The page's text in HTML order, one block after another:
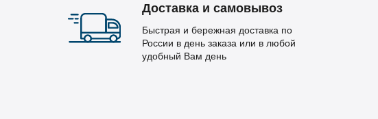
Доставка и самовывоз
Быстрая и бережная доставка по
России в день заказа или в любой
удобный Вам день